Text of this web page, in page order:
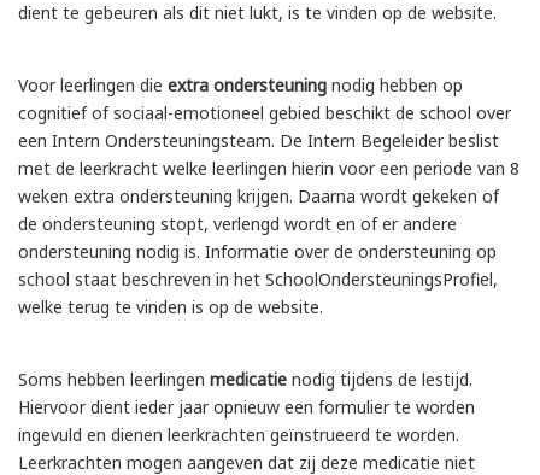
dient te gebeuren als dit niet lukt, is te vinden op de website.
Voor leerlingen die extra ondersteuning nodig hebben op
cognitief of sociaal-emotioneel gebied beschikt de school over
een Intern Ondersteuningsteam. De Intern Begeleider beslist
met de leerkracht welke leerlingen hierin voor een periode van 8
weken extra ondersteuning krijgen. Daarna wordt gekeken of
de ondersteuning stopt, verlengd wordt en of er andere
ondersteuning nodig is. Informatie over de ondersteuning op
school staat beschreven in het SchoolOndersteuningsProfiel,
welke terug te vinden is op de website.
Soms hebben leerlingen medicatie nodig tijdens de lestijd.
Hiervoor dient ieder jaar opnieuw een formulier te worden
ingevuld en dienen leerkrachten geïnstrueerd te worden.
Leerkrachten mogen aangeven dat zij deze medicatie niet